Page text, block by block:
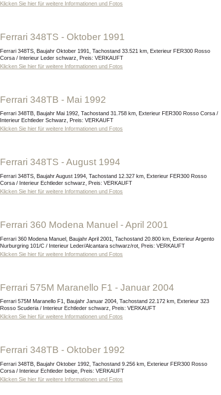
Klicken Sie hier für weitere Informationen und Fotos
Ferrari 348TS - Oktober 1991
Ferrari 348TS, Baujahr Oktober 1991, Tachostand 33.521 km, Exterieur FER300 Rosso
Corsa / Interieur Leder schwarz, Preis: VERKAUFT
Klicken Sie hier für weitere Informationen und Fotos
Ferrari 348TB - Mai 1992
Ferrari 348TB, Baujahr Mai 1992, Tachostand 31.758 km, Exterieur FER300 Rosso Corsa /
Interieur Echtleder Schwarz, Preis: VERKAUFT
Klicken Sie hier für weitere Informationen und Fotos
Ferrari 348TS - August 1994
Ferrari 348TS, Baujahr August 1994, Tachostand 12.327 km, Exterieur FER300 Rosso
Corsa / Interieur Echtleder schwarz, Preis: VERKAUFT
Klicken Sie hier für weitere Informationen und Fotos
Ferrari 360 Modena Manuel - April 2001
Ferrari 360 Modena Manuel, Baujahr April 2001, Tachostand 20.800 km, Exterieur Argento
Nurburgring 101/C / Interieur Leder/Alcantara schwarz/rot, Preis: VERKAUFT
Klicken Sie hier für weitere Informationen und Fotos
Ferrari 575M Maranello F1 - Januar 2004
Ferrari 575M Maranello F1, Baujahr Januar 2004, Tachostand 22.172 km, Exterieur 323
Rosso Scuderia / Interieur Echtleder schwarz, Preis: VERKAUFT
Klicken Sie hier für weitere Informationen und Fotos
Ferrari 348TB - Oktober 1992
Ferrari 348TB, Baujahr Oktober 1992, Tachostand 9.256 km, Exterieur FER300 Rosso
Corsa / Interieur Echtleder beige, Preis: VERKAUFT
Klicken Sie hier für weitere Informationen und Fotos